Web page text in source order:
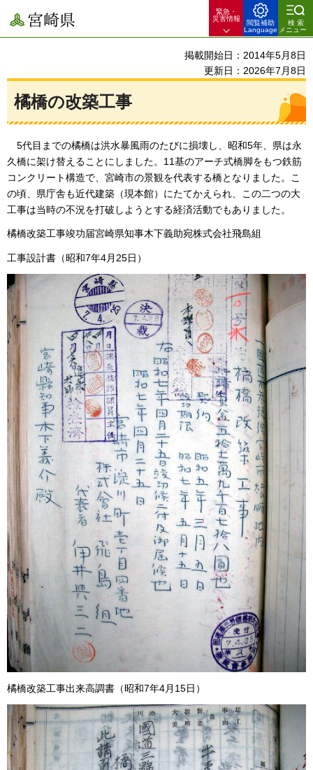
宮崎県
緊急・
災害情報
閲覧補助
Language
検索
メニュー
掲載開始日：2014年5月8日
更新日：2026年7月8日
橘橋の改築工事
5代目までの橘橋は洪水暴風雨のたびに損壊し、昭和5年、県は永
久橋に架け替えることにしました。11基のアーチ式橋脚をもつ鉄筋
コンクリート構造で、宮崎市の景観を代表する橋となりました。こ
の頃、県庁舎も近代建築（現本館）にたてかえられ、この二つの大
工事は当時の不況を打破しようとする経済活動でもありました。
橘橋改築工事竣功届宮崎県知事木下義助宛株式会社飛島組
工事設計書（昭和7年4月25日）
橘橋改築工事出来高調書（昭和7年4月15日）